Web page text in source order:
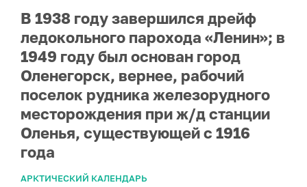
В 1938 году завершился дрейф
ледокольного парохода «Ленин»; в
1949 году был основан город
Оленегорск, вернее, рабочий
поселок рудника железорудного
месторождения при ж/д станции
Оленья, существующей с 1916
года
АРКТИЧЕСКИЙ КАЛЕНДАРЬ